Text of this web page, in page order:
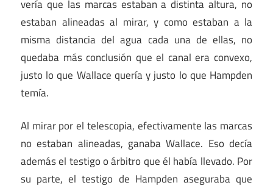
vería que las marcas estaban a distinta altura, no
estaban alineadas al mirar, y como estaban a la
misma distancia del agua cada una de ellas, no
quedaba más conclusión que el canal era convexo,
justo lo que Wallace quería y justo lo que Hampden
temía.
Al mirar por el telescopia, efectivamente las marcas
no estaban alineadas, ganaba Wallace. Eso decía
además el testigo o árbitro que él había llevado. Por
su parte, el testigo de Hampden aseguraba que